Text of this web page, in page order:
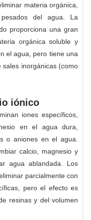
materia orgánica,
​​del agua. La
proporciona una gran
orgánica soluble y
el agua, pero tiene una
inorgánicas (como
iónico
iones específicos,
en el agua dura,
o aniones en el agua.
calcio, magnesio y
agua ablandada. Los
parcialmente con
pero el efecto es
resinas y del volumen